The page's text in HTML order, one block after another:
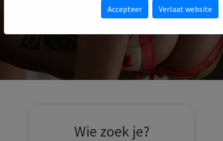
Wie zoek je?
Accepteer Verlaat website